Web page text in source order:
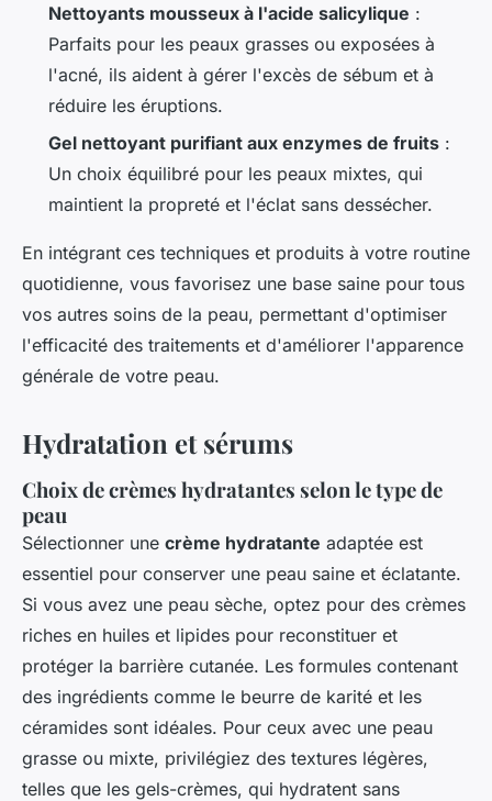
Nettoyants mousseux à l'acide salicylique :
Parfaits pour les peaux grasses ou exposées à
l'acné, ils aident à gérer l'excès de sébum et à
réduire les éruptions.
Gel nettoyant purifiant aux enzymes de fruits :
Un choix équilibré pour les peaux mixtes, qui
maintient la propreté et l'éclat sans dessécher.
En intégrant ces techniques et produits à votre routine
quotidienne, vous favorisez une base saine pour tous
vos autres soins de la peau, permettant d'optimiser
l'efficacité des traitements et d'améliorer l'apparence
générale de votre peau.
Hydratation et sérums
Choix de crèmes hydratantes selon le type de
peau
Sélectionner une crème hydratante adaptée est
essentiel pour conserver une peau saine et éclatante.
Si vous avez une peau sèche, optez pour des crèmes
riches en huiles et lipides pour reconstituer et
protéger la barrière cutanée. Les formules contenant
des ingrédients comme le beurre de karité et les
céramides sont idéales. Pour ceux avec une peau
grasse ou mixte, privilégiez des textures légères,
telles que les gels-crèmes, qui hydratent sans